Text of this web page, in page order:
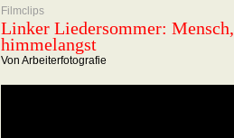
Filmclips
Linker Liedersommer:
himmelangst
Von Arbeiterfotografie